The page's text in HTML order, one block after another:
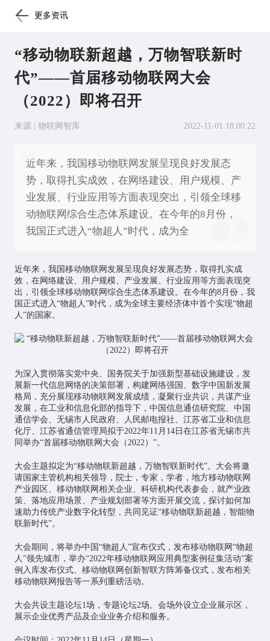
更多资讯
“移动物联新超越，万物智联新时
代”——首届移动物联网大会
（2022）即将召开
来源 | 物联网智库 2022-11-01 18:00:22
近年来，我国移动物联网发展呈现良好发展态
势，取得扎实成效，在网络建设、用户规模、产
业发展、行业应用等方面表现突出，引领全球移
动物联网综合生态体系建设。在今年的8月份，
我国正式进入“物超人”时代，成为全
近年来，我国 移动物联网 发展呈现良好发展态势，取得扎实成
效，在网络建设、用户规模、产业发展、行业应用等方面表现突
出，引领全球移动物联网 综合生态体系建设。在今年的8月份，我
国正式进入“物超人”时代，成为全球主要经济体中首个实现“物超
人”的国家。
为深入贯彻落实党中央、国务院关于加强新型基础设施建设，发
展新一代信息网络的决策部署，构建网络强国、数字中国新发展
格局，充分展现移动物联网发展成绩，凝聚行业共识，共谋产业
发展，在工业和信息化部的指导下，中国信息通信研究院、中国
通信学会、无锡市人民政府、人民邮电报社、江苏省工业和信息
化厅、江苏省通信管理局拟于2022年11月14日在江苏省无锡市共
同举办“首届移动物联网大会（2022）”。
大会主题拟定为“移动物联新超越，万物智联新时代”。大会将邀
请国家主管机构相关领导，院士，专家，学者，地方移动物联网
产业园区、移动物联网相关企业、科研机构代表参会，就产业政
策、落地应用场景、产业规划部署等方面开展交流，探讨如何加
速助力传统产业数字化转型，共同见证“移动物联新超越，智能物
联新时代”。
大会期间，将举办中国“物超人”宣布仪式，发布移动物联网“物超
人”领先城市，举办“2022年移动物联网应用典型案例征集活动”案
例入库发布仪式、移动物联网创新智联方阵筹备仪式，发布相关
移动物联网报告等一系列重磅活动。
大会共设主题论坛1场，专题论坛2场。会场外设立企业展示区，
展示企业优秀产品及企业业务介绍和服务。